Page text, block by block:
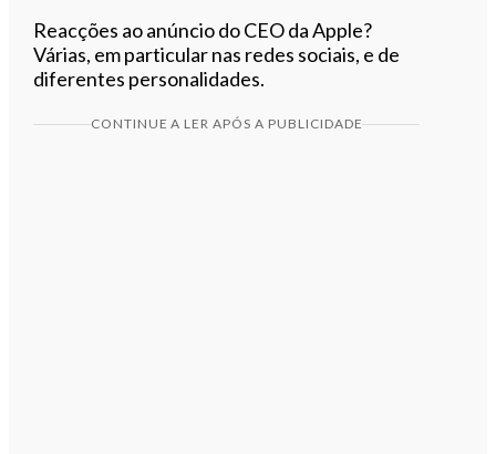
Reacções ao anúncio do CEO da Apple?
Várias, em particular nas redes sociais, e de
diferentes personalidades.
CONTINUE A LER APÓS A PUBLICIDADE